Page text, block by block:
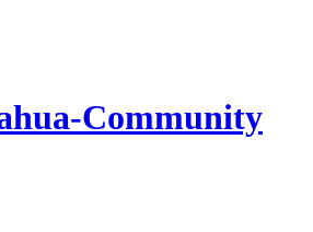
Community